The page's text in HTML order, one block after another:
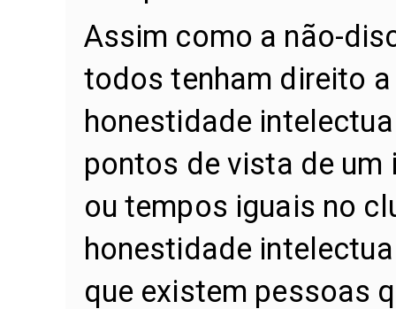
Assim como a não-
todos tenham direito
honestidade
pontos de vista de
ou tempos iguais no
honestidade
que existem pessoas